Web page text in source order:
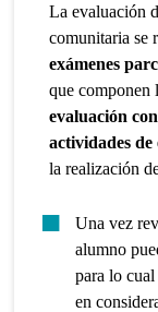
La evaluación
comunitaria se
exámenes
que componen
evaluación
actividades
la realización
Una vez
alumno
para lo
en